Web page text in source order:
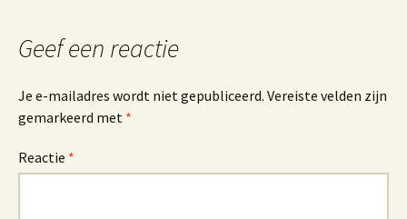
Geef een reactie
Je e-mailadres wordt niet gepubliceerd. Vereiste velden zijn
gemarkeerd met *
Reactie *